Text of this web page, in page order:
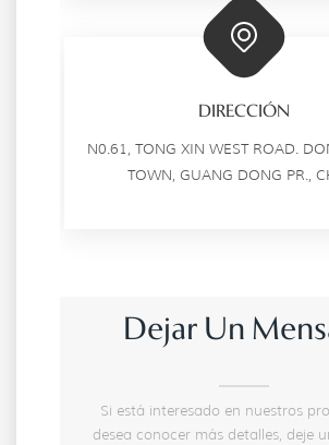
DIRECCIÓN
N0.61, TONG XIN WEST ROAD.
TOWN, GUANG DONG PR.,
Dejar Un
Si está interesado en nuestros
desea conocer más detalles, deje